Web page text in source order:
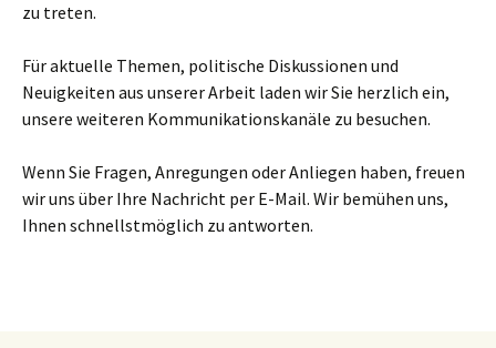
zu treten.
Für aktuelle Themen, politische Diskussionen und
Neuigkeiten aus unserer Arbeit laden wir Sie herzlich ein,
unsere weiteren Kommunikationskanäle zu besuchen.
Wenn Sie Fragen, Anregungen oder Anliegen haben, freuen
wir uns über Ihre Nachricht per E-Mail. Wir bemühen uns,
Ihnen schnellstmöglich zu antworten.